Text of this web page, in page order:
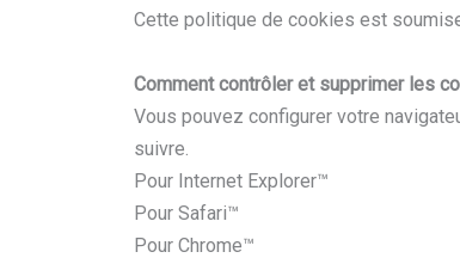
Cette politique de cookies est
Comment contrôler et supprimer les
Vous pouvez configurer votre
suivre.
Pour Internet Explorer™
Pour Safari™
Pour Chrome™